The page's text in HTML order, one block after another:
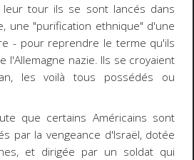
leur tour ils se sont lancés dans
une "purification ethnique" d'une
- pour reprendre le terme qu'ils
l'Allemagne nazie. Ils se croyaient
les voilà tous possédés ou
que certains Américains sont
par la vengeance d'Israël, dotée
et dirigée par un soldat qui